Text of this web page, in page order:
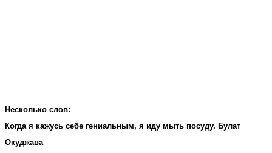
Несколько слов:
Когда я кажусь себе гениальным, я иду мыть посуду. Булат
Окуджава